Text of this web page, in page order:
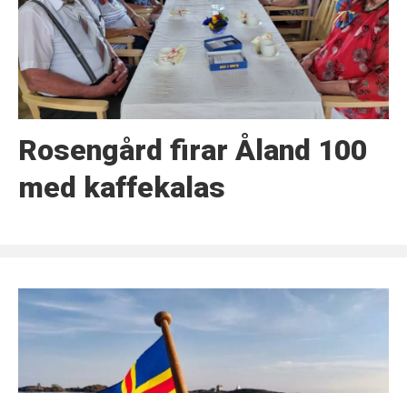
Rosengård firar Åland 100
med kaffekalas